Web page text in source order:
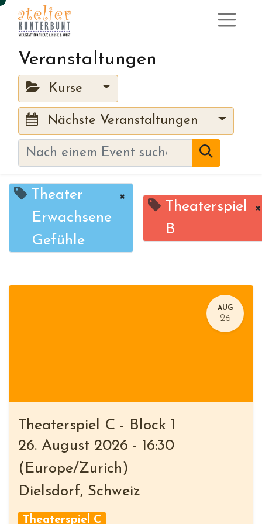
Veranstaltungen
Kurse
Nächste Veranstaltungen
Theater
Erwachsene
Gefühle
×
Theaterspiel
B
×
AUG
26
Theaterspiel C - Block 1
26. August 2026 - 16:30
( Europe/Zurich )
Dielsdorf, Schweiz
Theaterspiel C